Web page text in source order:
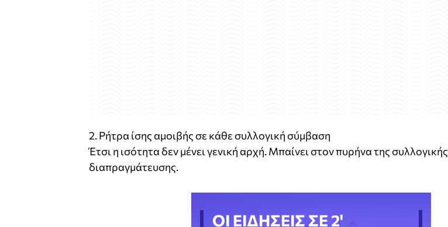
2. Ρήτρα ίσης αμοιβής σε κάθε συλλογική σύμβαση
Έτσι η ισότητα δεν μένει γενική αρχή. Μπαίνει στον πυρήνα της συλλογικής
διαπραγμάτευσης.
ΟΙ ΕΙΔΗΣΕΙΣ ΣΕ 2'